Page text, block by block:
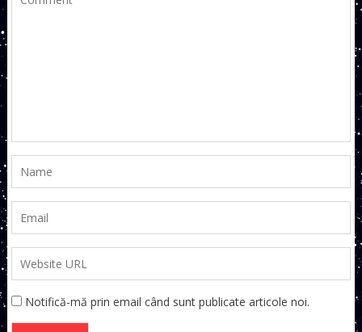
Notifică-mă prin email când sunt publicate articole noi.